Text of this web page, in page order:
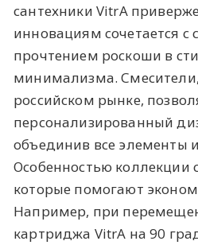
сантехники VitrA
инновациям сочетается
прочтением роскоши в
минимализма.
российском рынке,
персонализированный
объединив все элементы
Особенностью коллекции
которые помогают
Например, при
картриджа VitrA на 90